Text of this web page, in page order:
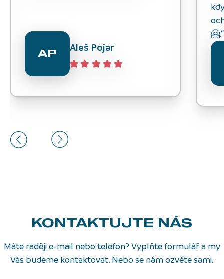
AP Aleš Pojar
KONTAKTUJTE NÁS
Máte raději e-mail nebo telefon? Vyplňte formulář a my
Vás budeme kontaktovat. Nebo se nám ozvěte sami.